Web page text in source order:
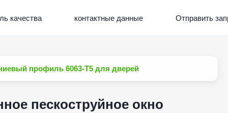
качества контактные данные Отправить
профиль 6063-T5 для дверей
пескоструйное окно